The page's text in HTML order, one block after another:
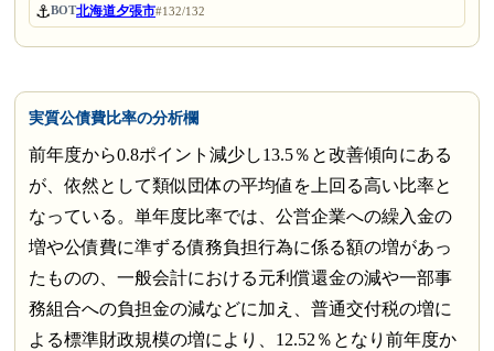
⚓BOT北海道夕張市#132/132
実質公債費比率の分析欄
前年度から0.8ポイント減少し13.5％と改善傾向にある
が、依然として類似団体の平均値を上回る高い比率と
なっている。単年度比率では、公営企業への繰入金の
増や公債費に準ずる債務負担行為に係る額の増があっ
たものの、一般会計における元利償還金の減や一部事
務組合への負担金の減などに加え、普通交付税の増に
よる標準財政規模の増により、12.52％となり前年度か